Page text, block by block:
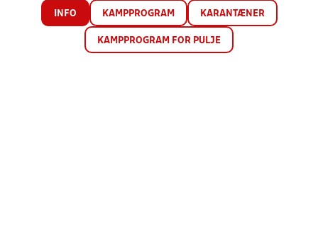
INFO KAMPPROGRAM KARANTÆNER
KAMPPROGRAM FOR PULJE